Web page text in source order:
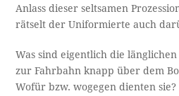
Anlass dieser seltsamen
rätselt der Uniformierte auch
Was sind eigentlich die
zur Fahrbahn knapp über dem
Wofür bzw. wogegen dienten